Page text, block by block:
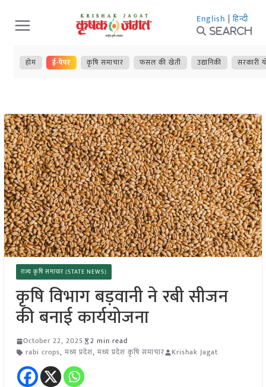
Skip
to
content
English | हिन्दी
Search
होम ई-पेपर कृषि समाचार फसल की खेती उद्यानिकी सरकारी
राज्य कृषि समाचार (STATE NEWS)
कृषि विभाग बड़वानी ने रबी सीजन
की बनाई कार्ययोजना
October 22, 2025
2 min read
rabi crops, मध्य प्रदेश, मध्य प्रदेश कृषि समाचार Krishak Jagat